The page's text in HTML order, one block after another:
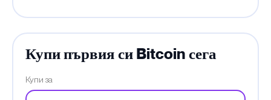
Купи първия си Bitcoin сега
Купи за